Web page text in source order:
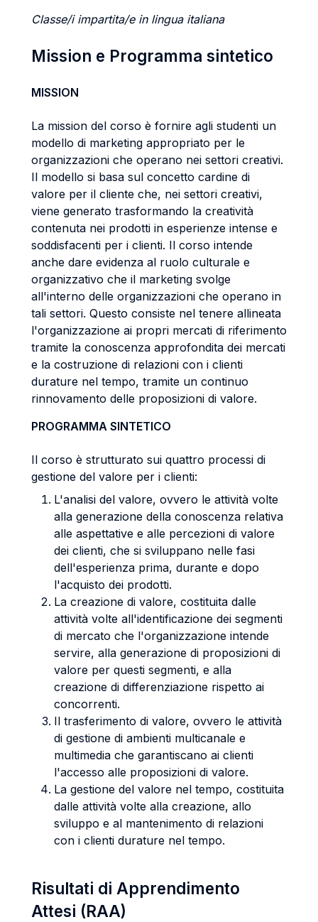
Classe/i impartita/e in lingua italiana
Mission e Programma sintetico
MISSION
La mission del corso è fornire agli studenti un
modello di marketing appropriato per le
organizzazioni che operano nei settori creativi.
Il modello si basa sul concetto cardine di
valore per il cliente che, nei settori creativi,
viene generato trasformando la creatività
contenuta nei prodotti in esperienze intense e
soddisfacenti per i clienti. Il corso intende
anche dare evidenza al ruolo culturale e
organizzativo che il marketing svolge
all'interno delle organizzazioni che operano in
tali settori. Questo consiste nel tenere allineata
l'organizzazione ai propri mercati di riferimento
tramite la conoscenza approfondita dei mercati
e la costruzione di relazioni con i clienti
durature nel tempo, tramite un continuo
rinnovamento delle proposizioni di valore.
PROGRAMMA SINTETICO
Il corso è strutturato sui quattro processi di
gestione del valore per i clienti:
L'analisi del valore, ovvero le attività volte
alla generazione della conoscenza relativa
alle aspettative e alle percezioni di valore
dei clienti, che si sviluppano nelle fasi
dell'esperienza prima, durante e dopo
l'acquisto dei prodotti.
La creazione di valore, costituita dalle
attività volte all'identificazione dei segmenti
di mercato che l'organizzazione intende
servire, alla generazione di proposizioni di
valore per questi segmenti, e alla
creazione di differenziazione rispetto ai
concorrenti.
Il trasferimento di valore, ovvero le attività
di gestione di ambienti multicanale e
multimedia che garantiscano ai clienti
l'accesso alle proposizioni di valore.
La gestione del valore nel tempo, costituita
dalle attività volte alla creazione, allo
sviluppo e al mantenimento di relazioni
con i clienti durature nel tempo.
Risultati di Apprendimento
Attesi (RAA)